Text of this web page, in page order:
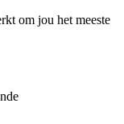
om jou het meeste